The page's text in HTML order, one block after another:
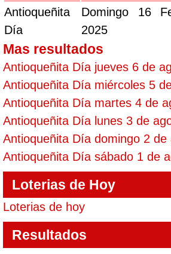
Antioqueñita
Día
Domingo 16
2025
Mas resultados
Antioqueñita Día jueves 6 de
Antioqueñita Día miércoles 5
Antioqueñita Día martes 4 de
Antioqueñita Día lunes 3 de
Antioqueñita Día domingo 2 de
Antioqueñita Día sábado 1 de
Loterias de Hoy
Loterias de hoy
Resultados